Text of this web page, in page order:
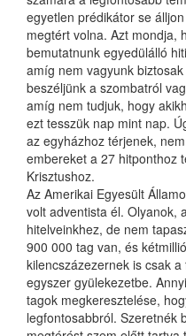
egyetlen prédikátor se
megtért volna. Azt mondja,
bemutatnunk egyedülálló
amíg nem vagyunk
beszéljünk a szombatról
amíg nem tudjuk, hogy
ezt tesszük nap mint nap.
az egyházhoz térjenek,
embereket a 27 hitponthoz
Krisztushoz.
Az Amerikai Egyesült
volt adventista él. Olyanok,
hitelveinkhez, de nem
900 000 tag van, és
kilencszázezernek is csak
egyszer gyülekezetbe.
tagok megkeresztelése,
legfontosabbról. Szeretnék